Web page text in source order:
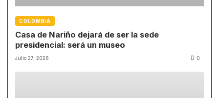
COLOMBIA
Casa de Nariño dejará de ser la sede
presidencial: será un museo
Julio 27, 2026 0